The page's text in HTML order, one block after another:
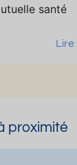
santé
Lire
proximité